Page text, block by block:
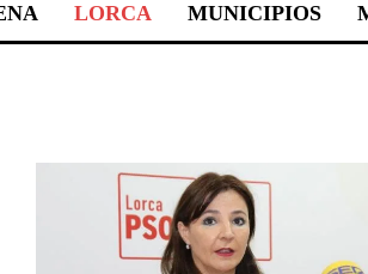
LORCA MUNICIPIOS